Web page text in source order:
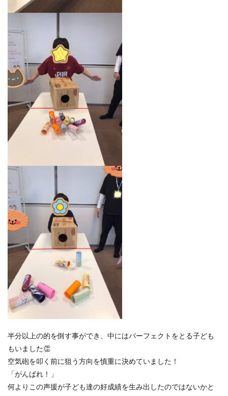
半分以上の的を倒す事ができ、中にはパーフェクトをとる子ども
もいました👏
空気砲を叩く前に狙う方向を慎重に決めていました！
「がんばれ！」
何よりこの声援が子ども達の好成績を生み出したのではないかと